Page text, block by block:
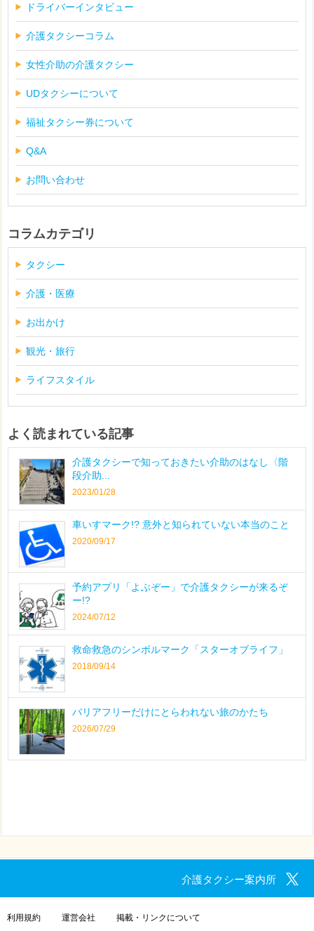
ドライバーインタビュー
介護タクシーコラム
女性介助の介護タクシー
UDタクシーについて
福祉タクシー券について
Q&A
お問い合わせ
コラムカテゴリ
タクシー
介護・医療
お出かけ
観光・旅行
ライフスタイル
よく読まれている記事
介護タクシーで知っておきたい介助のはなし〈階
段介助...
2023/01/28
車いすマーク!? 意外と知られていない本当のこと
2020/09/17
予約アプリ「よぶぞー」で介護タクシーが来るぞ
ー!?
2024/07/12
救命救急のシンボルマーク「スターオブライフ」
2018/09/14
バリアフリーだけにとらわれない旅のかたち
2026/07/29
介護タクシー案内所
利用規約 運営会社 掲載・リンクについて